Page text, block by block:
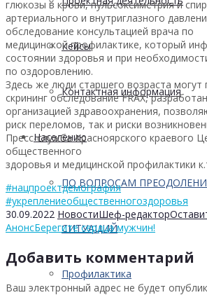
Кейсы
Контактная информация
Населению
ПО ВОПРОСАМ
СИТУАЦИЙ
Профилактика
глюкозы в крови, пульсоксиметрия и
артериального и внутриглазного
обследование консультацией врача по
медицинской профилактике, который
состоянии здоровья и при
по оздоровлению.
Здесь же люди старшего возраста могут
скрининг обследование FRAX,
организацией здравоохранения,
риск переломов, так и риски
Пресс-служба Красноярского краевого
общественного
здоровья и медицинской профилактики
#нацпроектдемография
#укреплениеобщественногоздоровья
30.09.2022 НовостиШеф-редактор
АнонсБерегите сердца мужчин!
Добавить комментарий
Ваш электронный адрес не будет